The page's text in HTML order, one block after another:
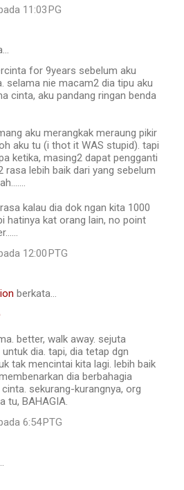
11:03 PG
for 9years sebelum aku
selama nie macam2 dia tipu aku
cinta, aku pandang ringan benda
aku merangkak meraung pikir
aku tu (i thot it WAS stupid). tapi
ketika, masing2 dapat pengganti
rasa lebih baik dari yang sebelum
kalau dia dok ngan kita 1000
hatinya kat orang lain, no point
12:00 PTG
berkata…
better, walk away. sejuta
dia. tapi, dia tetap dgn
tak mencintai kita lagi. lebih baik
dia berbahagia
sekurang-kurangnya, org
tu, BAHAGIA.
6:54 PTG